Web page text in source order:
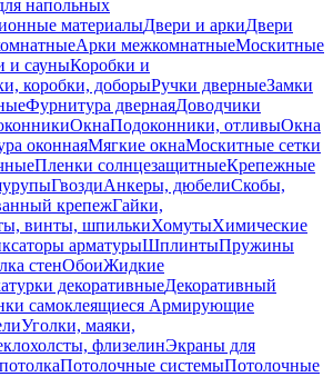
напольных
материалыДвери и аркиДвери
Арки межкомнатныеМоскитные
и сауныКоробки и
коробки, доборыРучки дверныеЗамки
Фурнитура двернаяДоводчики
ОкнаПодоконники, отливыОкна
оконнаяМягкие окнаМоскитные сетки
Пленки солнцезащитныеКрепежные
ГвоздиАнкеры, дюбелиСкобы,
крепежГайки,
винты, шпилькиХомутыХимические
арматурыШплинтыПружины
стенОбоиЖидкие
декоративныеДекоративный
самоклеящиеся Армирующие
Уголки, маяки,
флизелинЭкраны для
Потолочные системыПотолочные